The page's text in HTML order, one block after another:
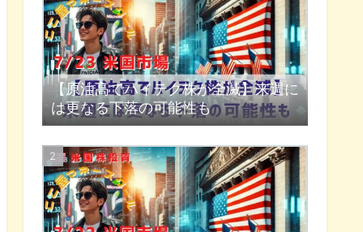
【原油高でハイテク株が全滅】来週に
は更なる下落の可能性も